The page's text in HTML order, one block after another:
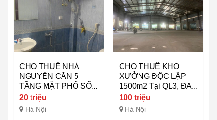
CHO THUÊ NHÀ
NGUYÊN CĂN 5
TẦNG MẶT PHỐ SỐ...
20 triệu
Hà Nội
CHO THUÊ KHO
XƯỞNG ĐỘC LẬP
1500m2 Tại QL3, ĐA...
100 triệu
Hà Nội